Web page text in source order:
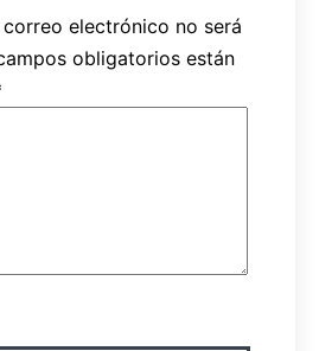
electrónico no será
obligatorios están